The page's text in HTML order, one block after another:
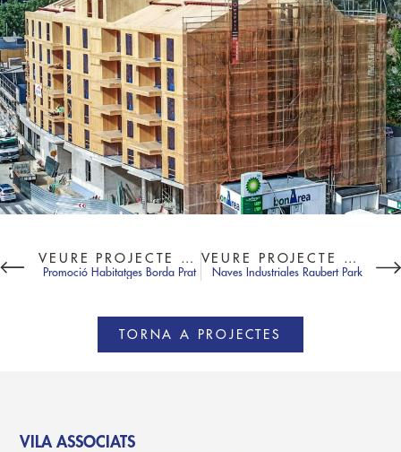
TORNA A PROJECTES
VEURE PROJECTE ANTERIOR
Promoció Habitatges Borda Prat
VEURE PROJECTE SEGÜENT
Naves Industriales Raubert Park
VILA ASSOCIATS